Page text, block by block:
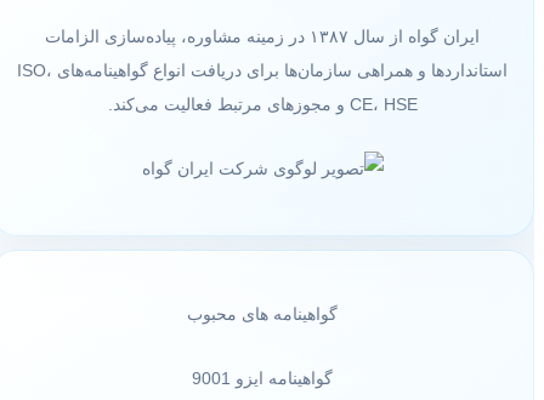
ایران گواه از سال ۱۳۸۷ در زمینه مشاوره، پیاده‌سازی الزامات
استانداردها و همراهی سازمان‌ها برای دریافت انواع گواهینامه‌های ISO،
CE، HSE و مجوزهای مرتبط فعالیت می‌کند.
گواهینامه های محبوب
گواهینامه ایزو 9001